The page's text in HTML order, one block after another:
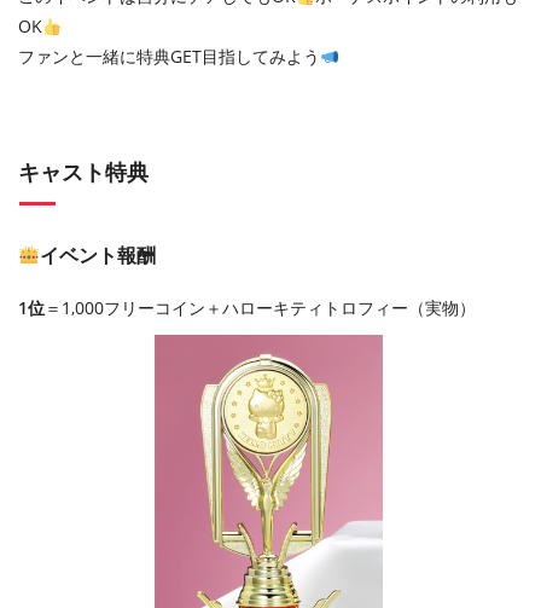
OK
ファンと一緒に特典GET目指してみよう
キャスト特典
イベント報酬
1位＝1,000フリーコイン＋ハローキティトロフィー（実物）